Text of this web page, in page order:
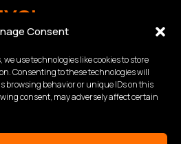
Consent
use technologies like cookies to store
Consenting to these technologies will
browsing behavior or unique IDs on this
consent, may adversely affect certain
63 Θεσσαλονίκη,
- Fax: 2310 934848